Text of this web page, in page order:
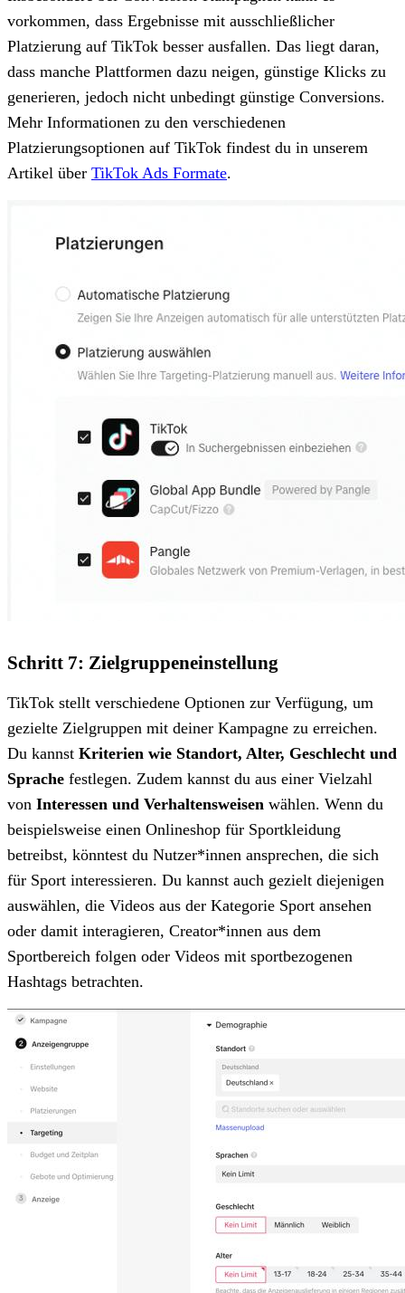
vorkommen, dass Ergebnisse mit ausschließlicher
Platzierung auf TikTok besser ausfallen. Das liegt daran,
dass manche Plattformen dazu neigen, günstige Klicks zu
generieren, jedoch nicht unbedingt günstige Conversions.
Mehr Informationen zu den verschiedenen
Platzierungsoptionen auf TikTok findest du in unserem
Artikel über TikTok Ads Formate.
Schritt 7: Zielgruppeneinstellung
TikTok stellt verschiedene Optionen zur Verfügung, um
gezielte Zielgruppen mit deiner Kampagne zu erreichen.
Du kannst Kriterien wie Standort, Alter, Geschlecht und
Sprache festlegen. Zudem kannst du aus einer Vielzahl
von Interessen und Verhaltensweisen wählen. Wenn du
beispielsweise einen Onlineshop für Sportkleidung
betreibst, könntest du Nutzer*innen ansprechen, die sich
für Sport interessieren. Du kannst auch gezielt diejenigen
auswählen, die Videos aus der Kategorie Sport ansehen
oder damit interagieren, Creator*innen aus dem
Sportbereich folgen oder Videos mit sportbezogenen
Hashtags betrachten.